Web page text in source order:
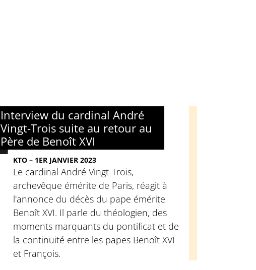
Interview du cardinal André
Vingt-Trois suite au retour au
Père de Benoît XVI
KTO – 1ER JANVIER 2023
Le cardinal André Vingt-Trois,
archevêque émérite de Paris, réagit à
l'annonce du décès du pape émérite
Benoît XVI. Il parle du théologien, des
moments marquants du pontificat et de
la continuité entre les papes Benoît XVI
et François.